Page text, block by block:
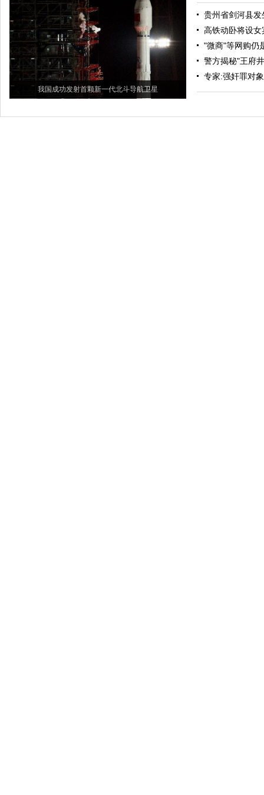
我国成功发射首颗新一代北斗导航卫星
贵州省剑河县
高铁动卧将设女
"微商"等网购仍
警方揭秘"王府
专家:强奸罪对